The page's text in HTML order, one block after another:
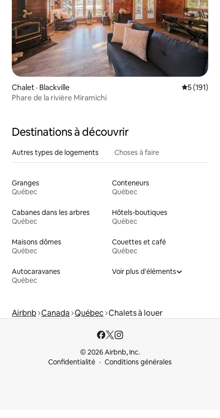
Chalet · Blackville Note
5 (191)
Phare de la rivière Miramichi
Destinations à découvrir
Autres types de logements Choses à faire
Granges
Québec
Conteneurs
Québec
Cabanes dans les arbres
Québec
Hôtels-boutiques
Québec
Maisons dômes
Québec
Couettes et café
Québec
Autocaravanes
Québec
Voir plus d'éléments
Airbnb Canada Québec Chalets à louer
© 2026 Airbnb, Inc.
Confidentialité
Conditions générales